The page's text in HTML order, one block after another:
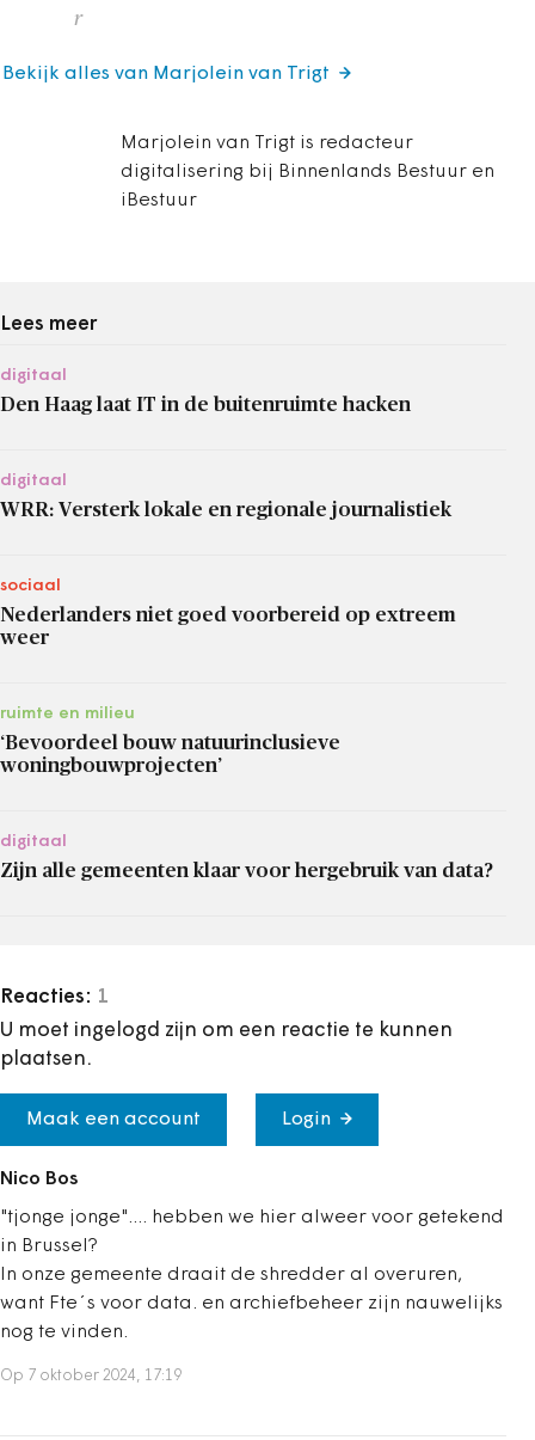
r
Marjolein van Trigt is redacteur
digitalisering bij Binnenlands Bestuur en
iBestuur
Bekijk alles van Marjolein van Trigt
Lees meer
digitaal
Den Haag laat IT in de buitenruimte hacken
digitaal
WRR: Versterk lokale en regionale journalistiek
sociaal
Nederlanders niet goed voorbereid op extreem
weer
ruimte en milieu
‘Bevoordeel bouw natuurinclusieve
woningbouwprojecten’
digitaal
Zijn alle gemeenten klaar voor hergebruik van data?
Reacties: 1
U moet ingelogd zijn om een reactie te kunnen
plaatsen.
Maak een account Login
Nico Bos
"tjonge jonge".... hebben we hier alweer voor getekend
in Brussel?
In onze gemeente draait de shredder al overuren,
want Fte´s voor data. en archiefbeheer zijn nauwelijks
nog te vinden.
Op 7 oktober 2024, 17:19